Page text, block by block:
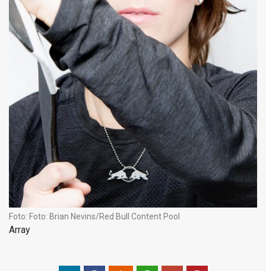
Foto: Foto: Brian Nevins/Red Bull Content Pool
Array